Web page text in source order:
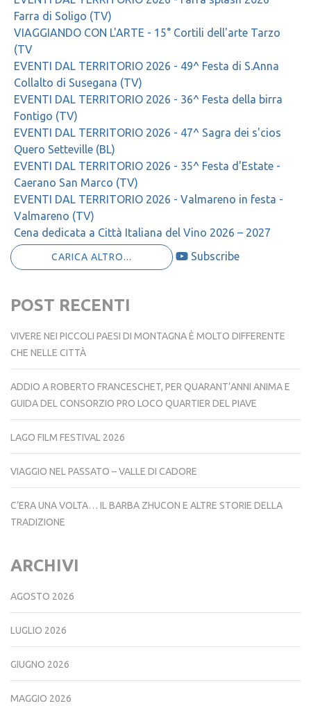
Farra di Soligo (TV)
VIAGGIANDO CON L'ARTE - 15° Cortili dell'arte Tarzo
(TV
EVENTI DAL TERRITORIO 2026 - 49^ Festa di S.Anna
Collalto di Susegana (TV)
EVENTI DAL TERRITORIO 2026 - 36^ Festa della birra
Fontigo (TV)
EVENTI DAL TERRITORIO 2026 - 47^ Sagra dei s'cios
Quero Setteville (BL)
EVENTI DAL TERRITORIO 2026 - 35^ Festa d'Estate -
Caerano San Marco (TV)
EVENTI DAL TERRITORIO 2026 - Valmareno in festa -
Valmareno (TV)
Cena dedicata a Città Italiana del Vino 2026 – 2027
CARICA ALTRO... Subscribe
POST RECENTI
VIVERE NEI PICCOLI PAESI DI MONTAGNA È MOLTO DIFFERENTE
CHE NELLE CITTÀ
ADDIO A ROBERTO FRANCESCHET, PER QUARANT’ANNI ANIMA E
GUIDA DEL CONSORZIO PRO LOCO QUARTIER DEL PIAVE
LAGO FILM FESTIVAL 2026
VIAGGIO NEL PASSATO – VALLE DI CADORE
C’ERA UNA VOLTA… IL BARBA ZHUCON E ALTRE STORIE DELLA
TRADIZIONE
ARCHIVI
AGOSTO 2026
LUGLIO 2026
GIUGNO 2026
MAGGIO 2026